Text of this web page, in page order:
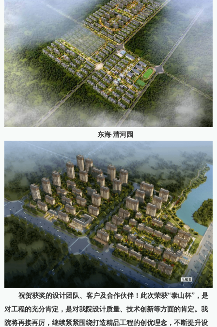
东海·清河园
祝贺获奖的设计团队、客户及合作伙伴！此次荣获“泰山杯”，是
对工程的充分肯定，是对我院设计质量、技术创新等方面的肯定。我
院将再接再厉，继续紧紧围绕打造精品工程的创优理念，不断提升设